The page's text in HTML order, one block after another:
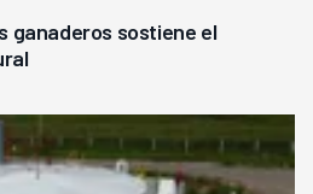
ganaderos sostiene el